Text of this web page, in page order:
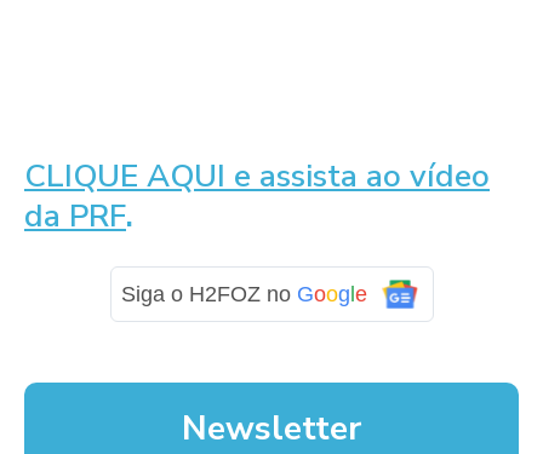
CLIQUE AQUI e assista ao vídeo
da PRF.
Siga o H2FOZ no Goog e
Newsletter